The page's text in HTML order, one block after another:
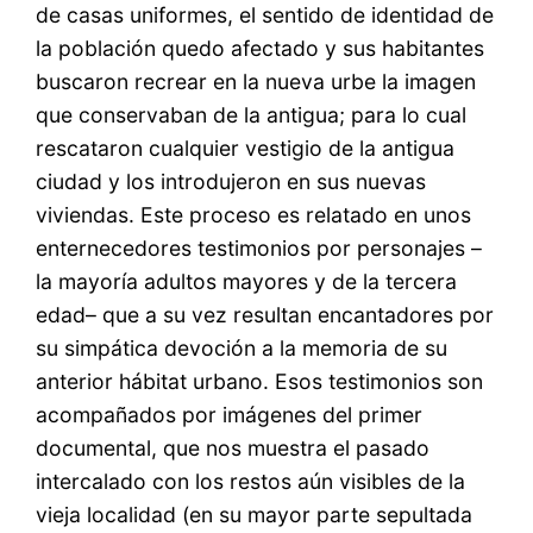
de casas uniformes, el sentido de identidad de
la población quedo afectado y sus habitantes
buscaron recrear en la nueva urbe la imagen
que conservaban de la antigua; para lo cual
rescataron cualquier vestigio de la antigua
ciudad y los introdujeron en sus nuevas
viviendas. Este proceso es relatado en unos
enternecedores testimonios por personajes –
la mayoría adultos mayores y de la tercera
edad– que a su vez resultan encantadores por
su simpática devoción a la memoria de su
anterior hábitat urbano. Esos testimonios son
acompañados por imágenes del primer
documental, que nos muestra el pasado
intercalado con los restos aún visibles de la
vieja localidad (en su mayor parte sepultada